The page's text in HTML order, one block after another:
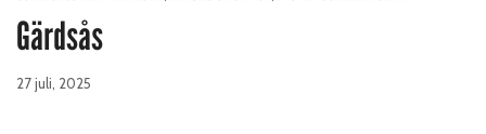
Gärdsås
27 juli, 2025